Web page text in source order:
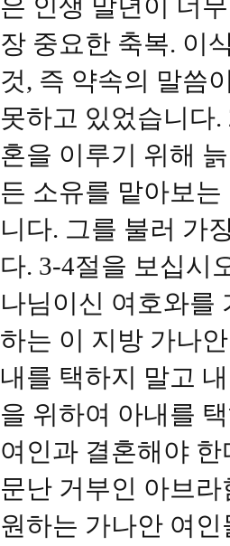
은 인생 말년이 너
장 중요한 축복. 이
것, 즉 약속의 말씀
못하고 있었습니다
혼을 이루기 위해
든 소유를 맡아보
니다. 그를 불러 가
다. 3-4절을 보십시
나님이신 여호와를
하는 이 지방 가나
내를 택하지 말고
을 위하여 아내를
여인과 결혼해야
문난 거부인 아브
원하는 가나안 여